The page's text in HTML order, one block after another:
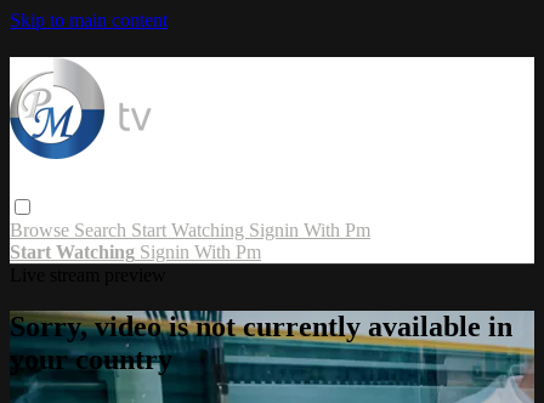
Skip to main content
Browse Search Start Watching Signin With Pm
Start Watching Signin With Pm
Sorry, video is not currently available in
your country